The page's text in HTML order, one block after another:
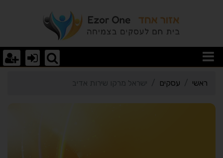
פרטי כרטיס העסק ישראל
ראשי עסקים ישראל מרקו שירות אדיב